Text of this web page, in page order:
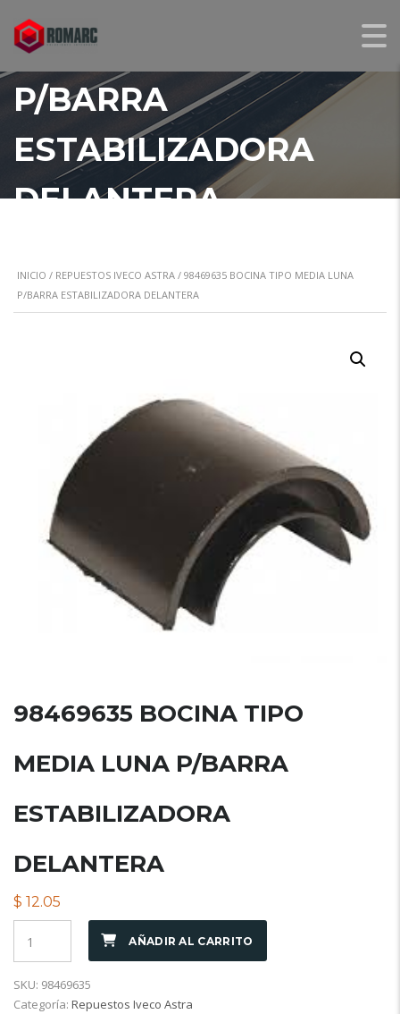
TIPO MEDIA LUNA
P/BARRA
ESTABILIZADORA
DELANTERA
INICIO / REPUESTOS IVECO ASTRA / 98469635 BOCINA TIPO MEDIA LUNA
P/BARRA ESTABILIZADORA DELANTERA
98469635 BOCINA TIPO
MEDIA LUNA P/BARRA
ESTABILIZADORA
DELANTERA
$ 12.05
AÑADIR AL CARRITO
SKU: 98469635
Categoría: Repuestos Iveco Astra